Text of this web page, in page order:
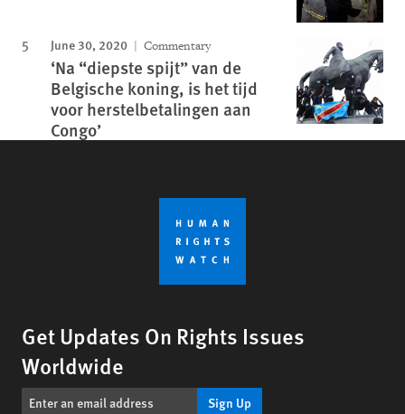
June 30, 2020 Commentary
‘Na “diepste spijt” van de
Belgische koning, is het tijd
voor herstelbetalingen aan
Congo’
Get Updates On Rights Issues
Worldwide
Sign Up